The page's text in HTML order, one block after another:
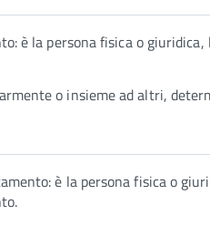
è la persona fisica o
o insieme ad altri,
è la persona fisica o